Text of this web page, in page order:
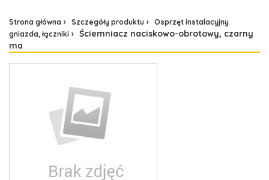
Strona główna Szczegóły produktu
Osprzęt instalacyjny
gniazda, łączniki
Ściemniacz naciskowo-obrotowy, czarny
ma